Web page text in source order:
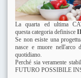
La quarta ed ultima
questa categoria definisce
Se non esiste una
nasce e muore nell'arco
quotidiano.
Perché sia veramente
FUTURO POSSIBILE